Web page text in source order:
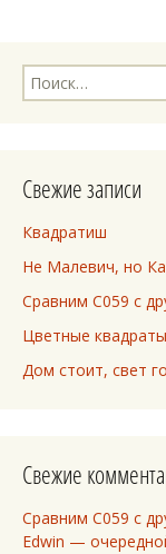
Найти:
Свежие записи
Квадратиш
Не Малевич, но
Сравним C059 с
Цветные квадраты
Дом стоит, свет
Свежие
Сравним C059 с
Edwin —